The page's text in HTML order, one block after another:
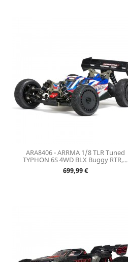
ARA8406 - ARRMA 1/8 TLR Tuned
TYPHON 6S 4WD BLX Buggy RTR,...
Prix
699,99 €